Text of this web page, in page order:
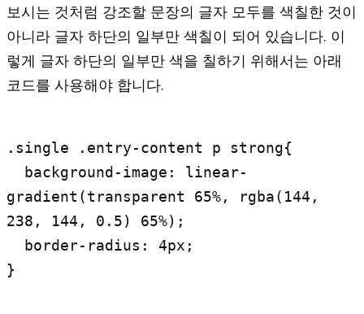
보시는 것처럼 강조할 문장의 글자 모두를 색칠한 것이
아니라 글자 하단의 일부만 색칠이 되어 있습니다. 이
렇게 글자 하단의 일부만 색을 칠하기 위해서는 아래
코드를 사용해야 합니다.
.single .entry-content p strong{
gradient(transparent 65%, rgba(144,
238, 144, 0.5) 65%);
}